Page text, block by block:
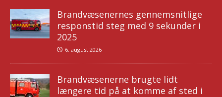
Brandvæsenernes gennemsnitlige
responstid steg med 9 sekunder i
2025
6. august 2026
Brandvæsenerne brugte lidt
længere tid på at komme af sted i